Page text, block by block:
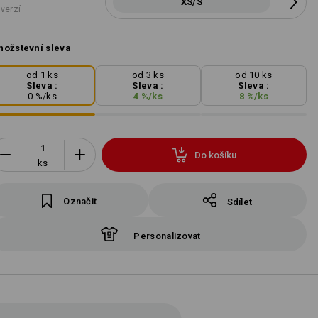
sleva
od 1 ks
Sleva :
0 %/ks
od 3 ks
Sleva :
4 %/ ks
od 10 ks
Sleva :
8 %/ ks
ks
Do košíku
Označit Sdílet
Personalizovat